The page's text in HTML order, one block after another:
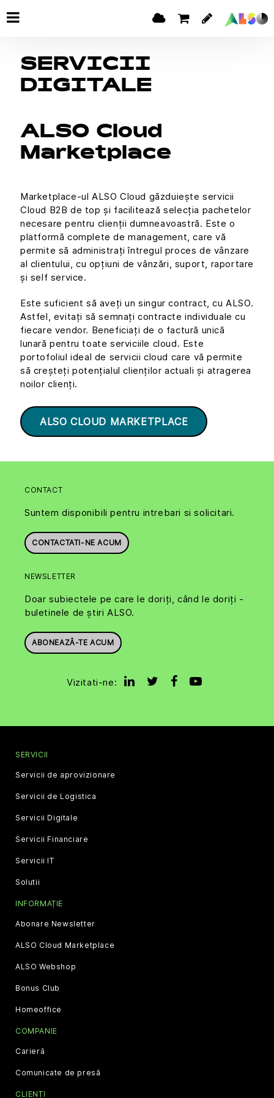
SERVICII
DIGITALE
ALSO Cloud
Marketplace
Marketplace-ul ALSO Cloud găzduiește servicii
Cloud B2B de top și facilitează selecția pachetelor
necesare pentru clienții dumneavoastră. Este o
platformă complete de management, care vă
permite să administrați întregul proces de vânzare
al clientului, cu opțiuni de vânzări, suport, raportare
și self service.
Este suficient să aveți un singur contract, cu ALSO.
Astfel, evitați să semnați contracte individuale cu
fiecare vendor. Beneficiați de o factură unică
lunară pentru toate serviciile cloud. Este
portofoliul ideal de servicii cloud care vă permite
să creșteți potențialul clienților actuali și atragerea
noilor clienți.
ALSO CLOUD MARKETPLACE
CONTACT
Suntem disponibili pentru intrebari si solicitari.
CONTACTATI-NE ACUM
NEWSLETTER
Doar subiectele pe care le doriți, când le doriți -
buletinele de știri ALSO.
ABONEAZĂ-TE ACUM
Vizitati-ne:
SERVICII
Servicii de aprovizionare
Servicii de Logistica
Servicii Digitale
Servicii Financiare
Servicii IT
Solutii
INFORMAȚIE
Abonare Newsletter
ALSO Cloud Marketplace
ALSO Webshop
Bonus Club
Homeoffice
COMPANIE
Carieră
Comunicate de presă
CLIENȚI